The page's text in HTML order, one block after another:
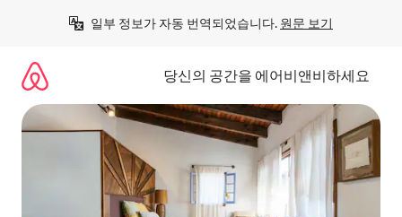
일부 정보가 자동 번역되었습니다. 원문 보기
당신의 공간을 에어비앤비하세요